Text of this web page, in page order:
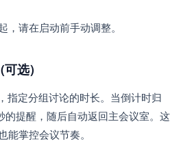
，请在启动前手动调整。
选）
指定分组讨论的时长。当倒计时归
的提醒，随后自动返回主会议室。这
能掌控会议节奏。